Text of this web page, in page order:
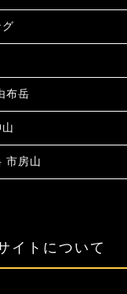
布岳
市房山
イトについて